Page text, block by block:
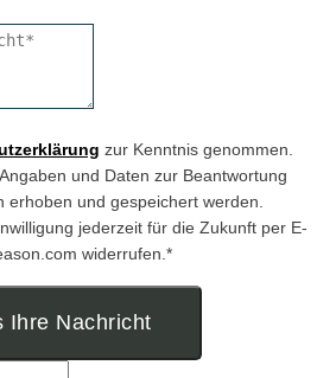
zur Kenntnis genommen.
und Daten zur Beantwortung
erhoben und gespeichert werden.
jederzeit für die Zukunft per E-
widerrufen.*
Ihre Nachricht